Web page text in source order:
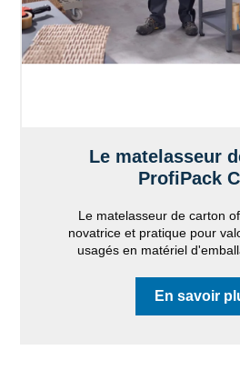
Le matelasseur
ProfiPack
Le matelasseur de carton
novatrice et pratique pour
usagés en matériel
En savoir